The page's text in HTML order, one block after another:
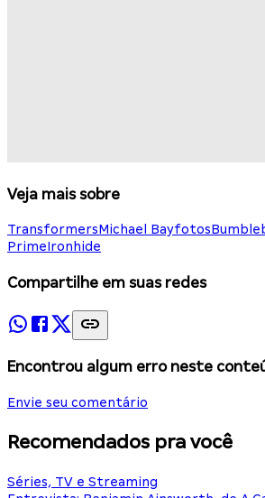
Veja mais sobre
TransformersMichael Bayfotos
PrimeIronhide
Compartilhe em suas redes
Encontrou algum erro neste
Envie seu comentário
Recomendados pra você
Séries, TV e Streaming